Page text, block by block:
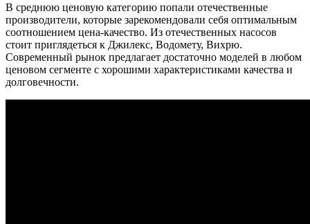
В среднюю ценовую категорию попали отечественные
производители, которые зарекомендовали себя оптимальным
соотношением цена-качество. Из отечественных насосов
стоит приглядеться к Джилекс, Водомету, Вихрю.
Современный рынок предлагает достаточно моделей в любом
ценовом сегменте с хорошими характеристиками качества и
долговечности.